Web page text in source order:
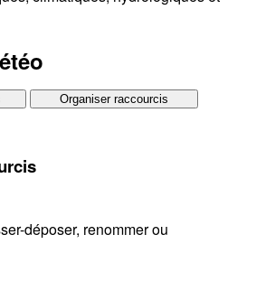
Organiser raccourcis
déposer, renommer ou